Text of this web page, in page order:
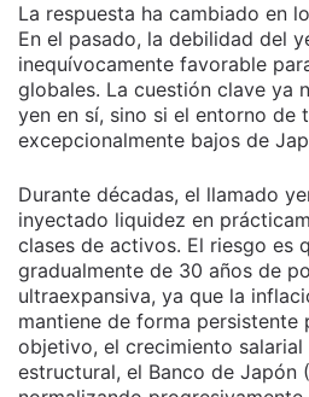
La respuesta ha cambiado en
En el pasado, la debilidad del
inequívocamente favorable
globales. La cuestión clave ya
yen en sí, sino si el entorno de
excepcionalmente bajos de
Durante décadas, el llamado
inyectado liquidez en
clases de activos. El riesgo es
gradualmente de 30 años de
ultraexpansiva, ya que la
mantiene de forma persistente
objetivo, el crecimiento
estructural, el Banco de Japón